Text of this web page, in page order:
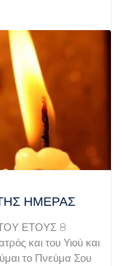
ΗΜΈΡΑΣ
ΕΤΟΥΣ 8
και του Υιού και
το Πνεύμα Σου